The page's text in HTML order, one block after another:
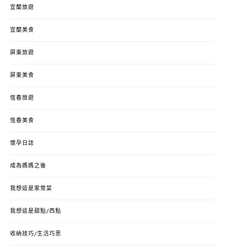
宜蘭旅遊
宜蘭美食
屏東旅遊
屏東美食
恆春旅遊
恆春美食
懷孕日誌
成為媽媽之後
我想這是家常菜
我想這是甜點/西點
收納技巧/生活巧思